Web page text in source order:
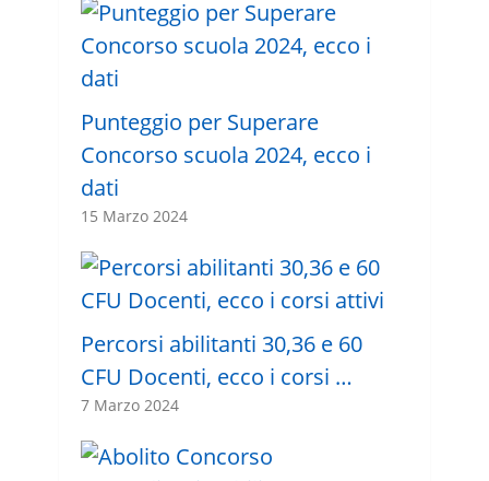
Punteggio per Superare
Concorso scuola 2024, ecco i
dati
15 Marzo 2024
Percorsi abilitanti 30,36 e 60
CFU Docenti, ecco i corsi …
7 Marzo 2024